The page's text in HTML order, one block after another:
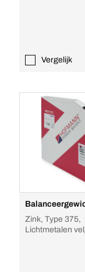
Vergelijk
Zink, Type 375,
Lichtmetalen